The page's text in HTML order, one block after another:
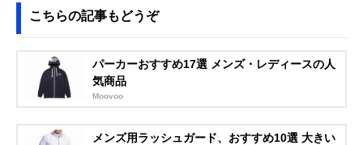
Amazonで見る
ンクトップ
こちらの記事もどうぞ
パーカーおすすめ17選 メンズ・レディースの人
気商品
Moovoo
メンズ用ラッシュガード、おすすめ10選 大きい